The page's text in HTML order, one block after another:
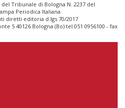
Tribunale di Bologna N. 2237 del
Periodica Italiana
diretti editoria d.lgs 70/2017
5 40126 Bologna (Bo) tel 051 0956100 - fax